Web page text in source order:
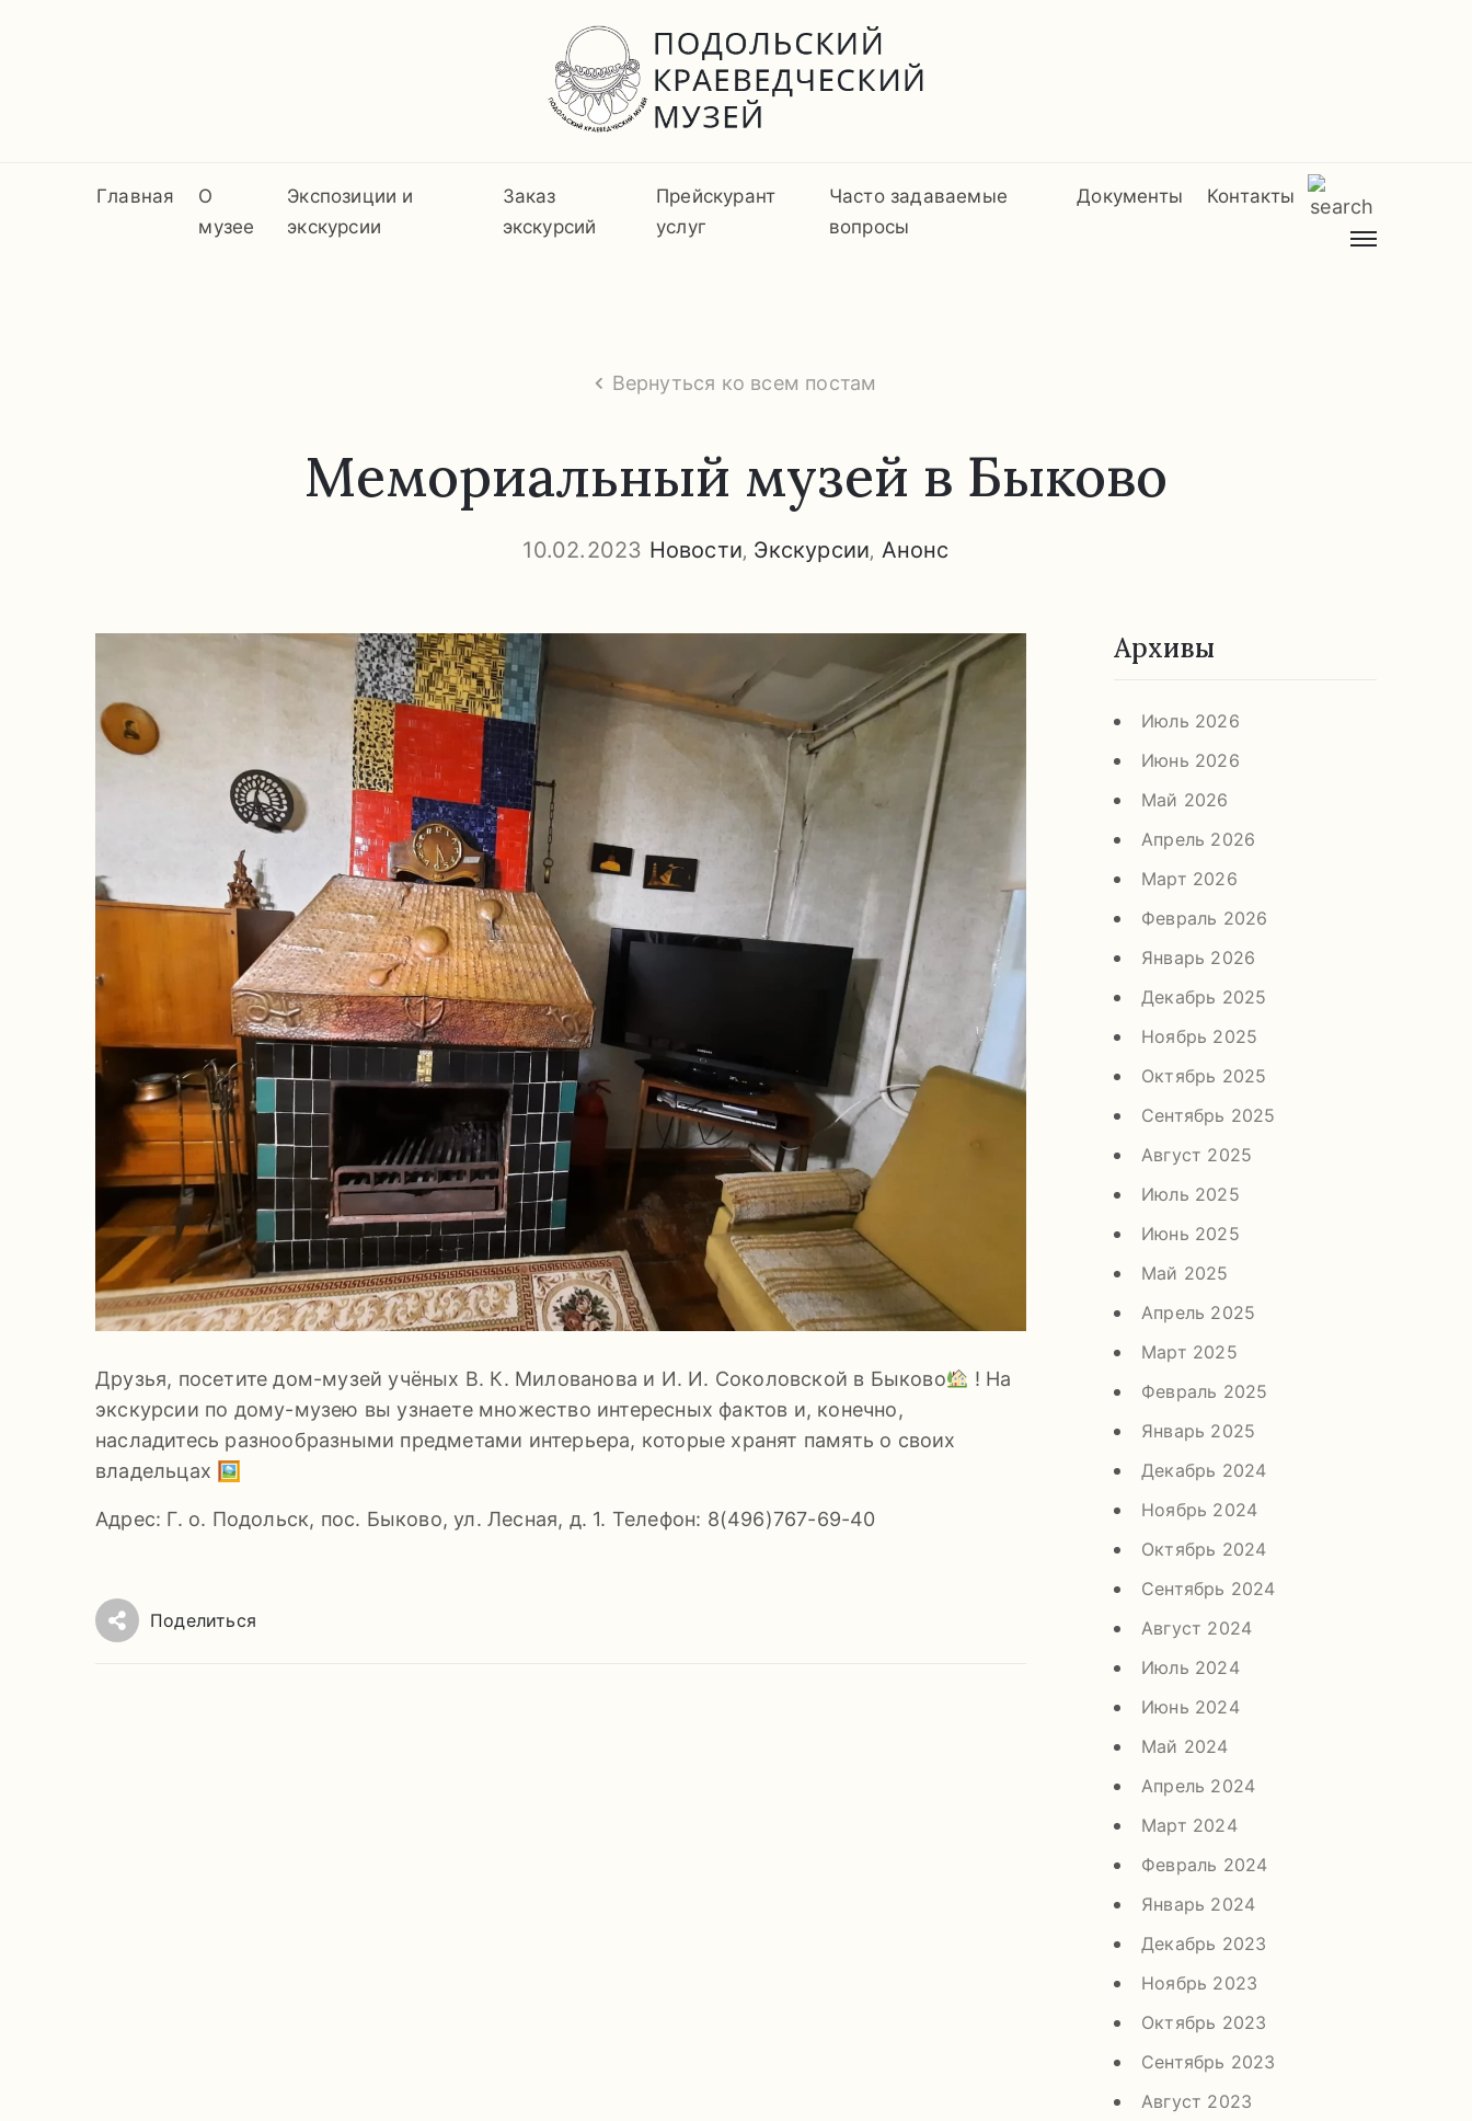
Главная
О
музее
Экспозиции и
экскурсии
Заказ
экскурсий
Прейскурант
услуг
Часто задаваемые
вопросы
Документы Контакты
Вернуться ко всем постам
Мемориальный музей в Быково
10.02.2023 Новости‚ Экскурсии‚ Анонс
Друзья, посетите дом-музей учёных В. К. Милованова и И. И. Соколовской в Быково
! На
экскурсии по дому-музею вы узнаете множество интересных фактов и, конечно,
насладитесь разнообразными предметами интерьера, которые хранят память о своих
владельцах 🖼
Адрес: Г. о. Подольск, пос. Быково, ул. Лесная, д. 1. Телефон: 8(496)767-69-40
Поделиться
Архивы
Июль 2026
Июнь 2026
Май 2026
Апрель 2026
Март 2026
Февраль 2026
Январь 2026
Декабрь 2025
Ноябрь 2025
Октябрь 2025
Сентябрь 2025
Август 2025
Июль 2025
Июнь 2025
Май 2025
Апрель 2025
Март 2025
Февраль 2025
Январь 2025
Декабрь 2024
Ноябрь 2024
Октябрь 2024
Сентябрь 2024
Август 2024
Июль 2024
Июнь 2024
Май 2024
Апрель 2024
Март 2024
Февраль 2024
Январь 2024
Декабрь 2023
Ноябрь 2023
Октябрь 2023
Сентябрь 2023
Август 2023